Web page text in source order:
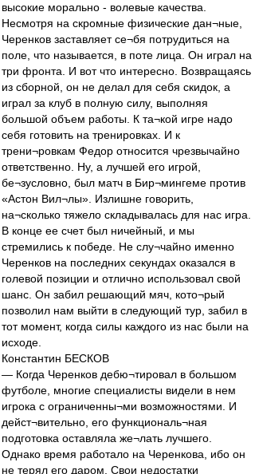
высокие морально - волевые качества.
Несмотря на скромные физические дан¬ные,
Черенков заставляет се¬бя потрудиться на
поле, что называется, в поте лица. Он играл на
три фронта. И вот что интересно. Возвращаясь
из сборной, он не делал для себя скидок, а
играл за клуб в полную силу, выполняя
большой объем работы. К та¬кой игре надо
себя готовить на тренировках. И к
трени¬ровкам Федор относится чрезвычайно
ответственно. Ну, а лучшей его игрой,
бе¬зусловно, был матч в Бир¬мингеме против
«Астон Вил¬лы». Излишне говорить,
на¬сколько тяжело складывалась для нас игра.
В конце ее счет был ничейный, и мы
стремились к победе. Не слу¬чайно именно
Черенков на последних секундах оказался в
голевой позиции и отлично использовал свой
шанс. Он забил решающий мяч, кото¬рый
позволил нам выйти в следующий тур, забил в
тот момент, когда силы каждого из нас были на
исходе.
Константин БЕСКОВ
— Когда Черенков дебю¬тировал в большом
футболе, многие специалисты видели в нем
игрока с ограниченны¬ми возможностями. И
дейст¬вительно, его функциональ¬ная
подготовка оставляла же¬лать лучшего.
Однако время работало на Черенкова, ибо он
не терял его даром. Свои недостатки